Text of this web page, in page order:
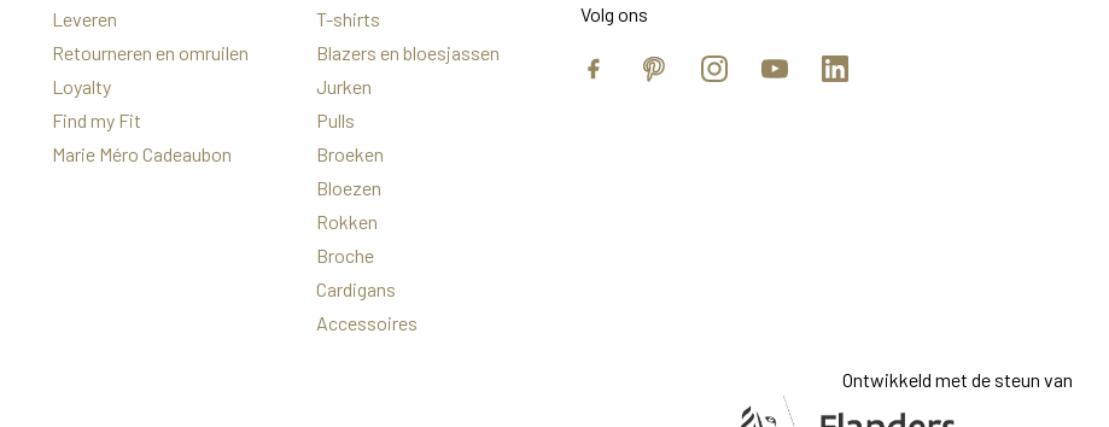
Leveren
Retourneren en omruilen
Loyalty
Find my Fit
Marie Méro Cadeaubon
T-shirts
Blazers en bloesjassen
Jurken
Pulls
Broeken
Bloezen
Rokken
Broche
Cardigans
Accessoires
Volg ons
FacebookPinterestInstagramYouTubehttps://www.linkedin.com/
Ontwikkeld met de steun van